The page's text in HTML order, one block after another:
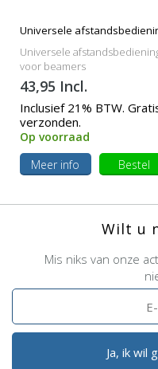
Universele
Universele
voor beamers
43,95 Incl.
Inclusief 21% BTW.
verzonden.
Op voorraad
Meer info
Bestel
Wilt u
Mis niks van onze
Ja, ik wil